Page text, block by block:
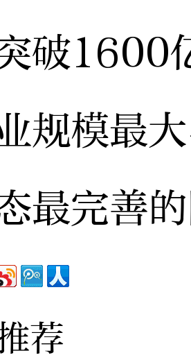
破1600
规模最
最完善
荐